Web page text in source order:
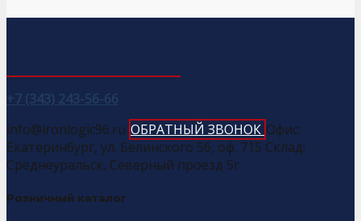
+7 (343) 243-56-66
info@ironlogic96.ru ОБРАТНЫЙ ЗВОНОК Офис:
Екатеринбург, ул. Белинского 56, оф. 715 Склад:
Среднеуральск, Северный проезд 5г
Розничный каталог